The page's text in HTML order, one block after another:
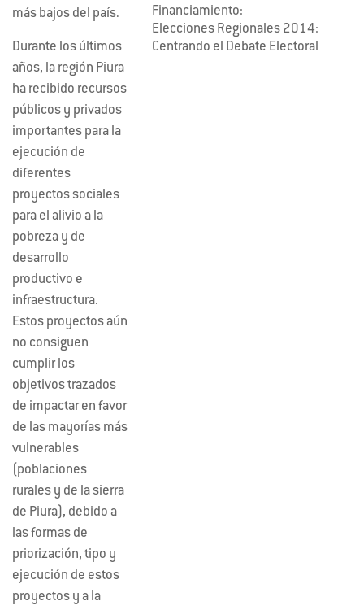
más bajos del país.
Durante los últimos
años, la región Piura
ha recibido recursos
públicos y privados
importantes para la
ejecución de
diferentes
proyectos sociales
para el alivio a la
pobreza y de
desarrollo
productivo e
infraestructura.
Estos proyectos aún
no consiguen
cumplir los
objetivos trazados
de impactar en favor
de las mayorías más
vulnerables
(poblaciones
rurales y de la sierra
de Piura), debido a
las formas de
priorización, tipo y
ejecución de estos
proyectos y a la
Financiamiento:
Elecciones Regionales 2014:
Centrando el Debate Electoral